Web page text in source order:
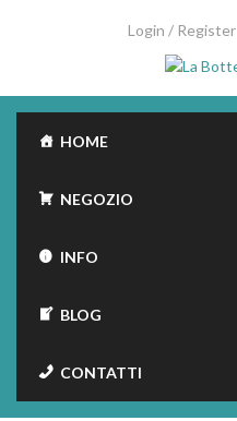
Login / Register
HOME
NEGOZIO
INFO
BLOG
CONTATTI